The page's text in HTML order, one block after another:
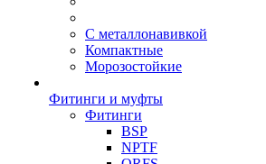
С металлонавивкой
Компактные
Морозостойкие
Фитинги и муфты
Фитинги
BSP
NPTF